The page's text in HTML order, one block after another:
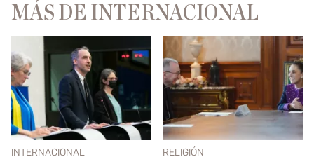
MÁS DE INTERNACIONAL
INTERNACIONAL RELIGIÓN